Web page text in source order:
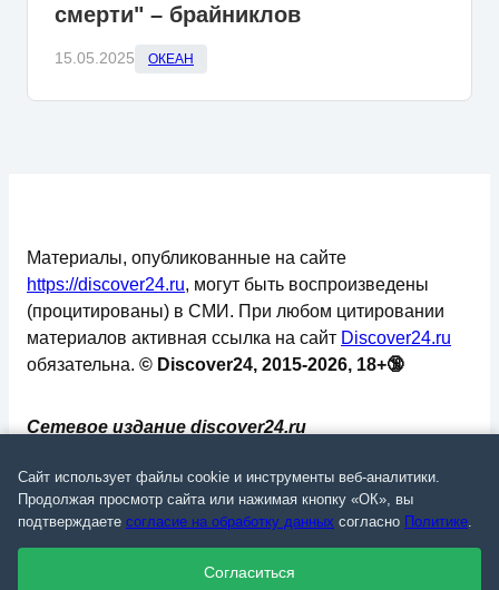
смерти" – брайниклов
15.05.2025 ОКЕАН
Сетевое издание discover24.ru
надзору в сфере связи, информационных
технологий и массовых коммуникаций
(Роскомнадзор). Регистрационный номер: ЭЛ №
Материалы, опубликованные на сайте
https://discover24.ru, могут быть воспроизведены
(процитированы) в СМИ. При любом цитировании
материалов активная ссылка на сайт Discover24.ru
обязательна. © Discover24, 2015-2026, 18+🔞
Сайт использует файлы cookie и инструменты веб-аналитики.
Продолжая просмотр сайта или нажимая кнопку «ОК», вы
подтверждаете согласие на обработку данных согласно Политике.
Согласиться